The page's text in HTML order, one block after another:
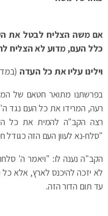
אם משה הצליח לבטל את
כלל העם, מדוע לא הצליח
וילינו עליו את כל העדה
בפרשתנו מתואר חטאם של
רעה, המרידו את כל העם נגד
רצה הקב"ה להמית את כל
"סלח-נא לעוון העם הזה כגודל
הקב"ה נענה לו: "ויאמר ה'
לא יזכה להיכנס לארץ, אלא כל
עד תום הדור הזה.